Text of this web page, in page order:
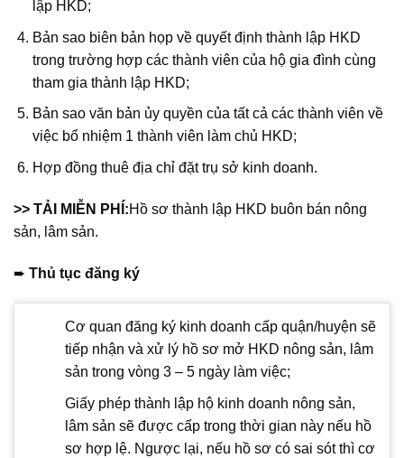
lập HKD;
Bản sao biên bản họp về quyết định thành lập HKD
trong trường hợp các thành viên của hộ gia đình cùng
tham gia thành lập HKD;
Bản sao văn bản ủy quyền của tất cả các thành viên về
việc bổ nhiệm 1 thành viên làm chủ HKD;
Hợp đồng thuê địa chỉ đặt trụ sở kinh doanh.
>> TẢI MIỄN PHÍ:Hồ sơ thành lập HKD buôn bán nông
sản, lâm sản.
➨ Thủ tục đăng ký
Cơ quan đăng ký kinh doanh cấp quận/huyện sẽ
tiếp nhận và xử lý hồ sơ mở HKD nông sản, lâm
sản trong vòng 3 – 5 ngày làm việc;
Giấy phép thành lập hộ kinh doanh nông sản,
lâm sản sẽ được cấp trong thời gian này nếu hồ
sơ hợp lệ. Ngược lại, nếu hồ sơ có sai sót thì cơ